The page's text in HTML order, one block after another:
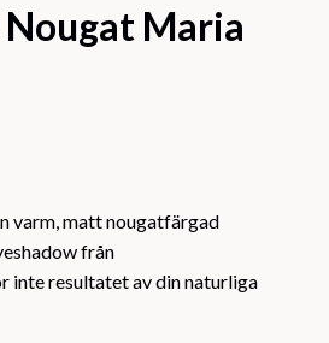
Nougat Maria
varm, matt nougatfärgad
från
inte resultatet av din naturliga